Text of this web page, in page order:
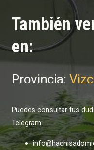
También
en:
Provincia:
Puedes consultar tus
Telegram: